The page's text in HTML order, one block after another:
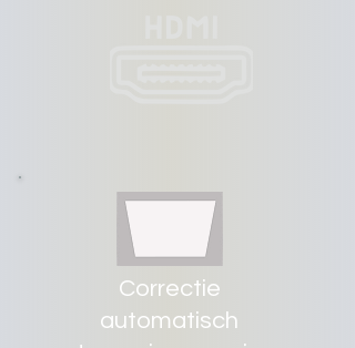
Correctie
automatisch